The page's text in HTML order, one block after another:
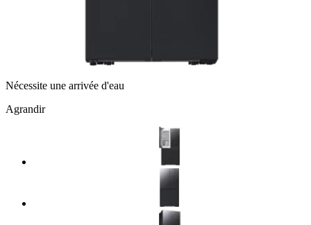
Nécessite une arrivée d'eau
Agrandir